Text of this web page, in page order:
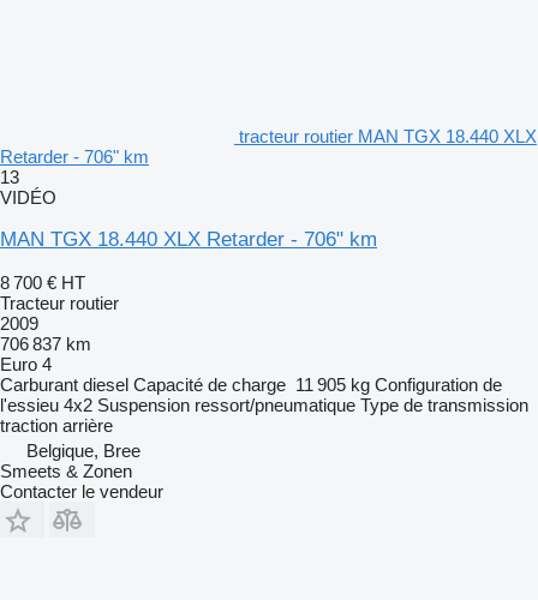
tracteur routier MAN TGX 18.440 XLX
Retarder - 706" km
13
VIDÉO
MAN TGX 18.440 XLX Retarder - 706" km
8 700 € HT
Tracteur routier
2009
706 837 km
Euro 4
Carburant diesel Capacité de charge 11 905 kg Configuration de
l'essieu 4x2 Suspension ressort/pneumatique Type de transmission
traction arrière
Belgique, Bree
Smeets & Zonen
Contacter le vendeur